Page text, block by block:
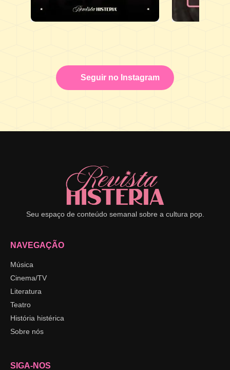
Seguir no Instagram
Seu espaço de conteúdo semanal sobre a cultura pop.
NAVEGAÇÃO
Música
Cinema/TV
Literatura
Teatro
História histérica
Sobre nós
SIGA-NOS